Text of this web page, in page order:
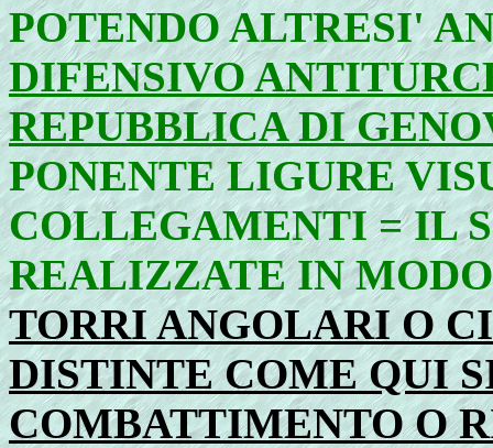
POTENDO ALTRESI'
DIFENSIVO
REPUBBLICA DI
PONENTE LIGURE
COLLEGAMENTI = IL
REALIZZATE IN
TORRI ANGOLARI O
DISTINTE COME QUI
COMBATTIMENTO O